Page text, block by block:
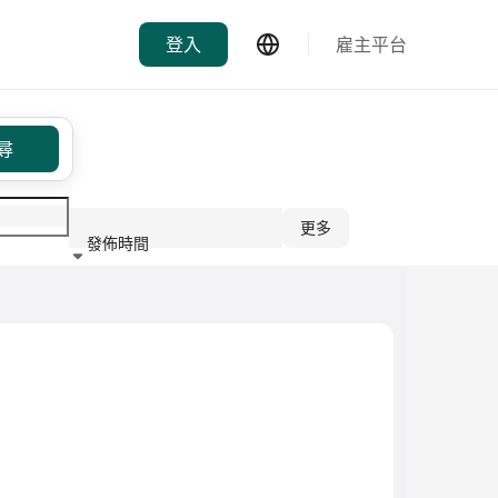
登入 雇主平台
發佈時間
更多